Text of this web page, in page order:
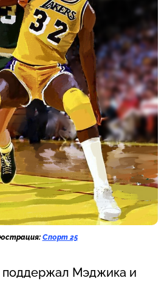
Спорт 25
Мэджика и